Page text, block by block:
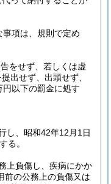
項は、規則で定め
をせず、若しくは虚
出せず、出頭せず、
以下の罰金に処す
し、昭和42年12月1日
る。
上負傷し、疾病にかか
前の公務上の負傷又は